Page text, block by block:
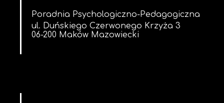
Poradnia Psychologiczno-Pedagogiczna
ul. Duńskiego Czerwonego Krzyża 3
06-200 Maków Mazowiecki